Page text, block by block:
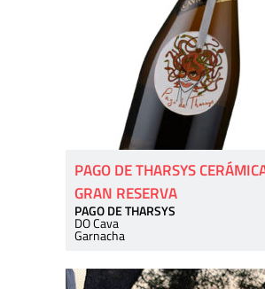
PAGO DE THARSYS
GRAN RESERVA
PAGO DE THARSYS
DO Cava
Garnacha